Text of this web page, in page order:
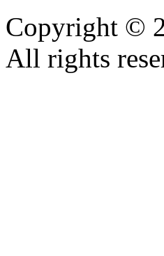
Copyright ©
All rights